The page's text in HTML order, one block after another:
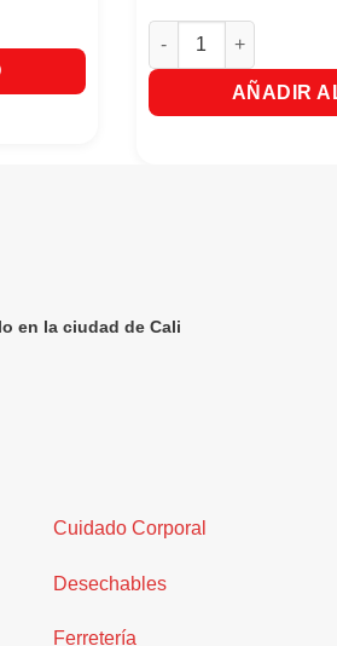
cantidad
Glade Repuestos x 2
AÑADIR
en la ciudad de Cali
Cuidado Corporal
Desechables
Ferretería